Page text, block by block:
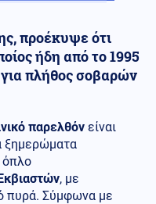
προέκυψε ότι
ήδη από το 1995
πλήθος σοβαρών
παρελθόν είναι
ξημερώματα
, με
πυρά. Σύμφωνα με